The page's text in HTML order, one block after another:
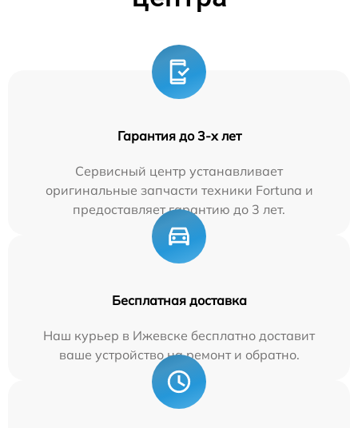
Гарантия до 3-х лет
Сервисный центр устанавливает
оригинальные запчасти техники Fortuna и
предоставляет гарантию до 3 лет.
Бесплатная доставка
Наш курьер в Ижевске бесплатно доставит
ваше устройство на ремонт и обратно.